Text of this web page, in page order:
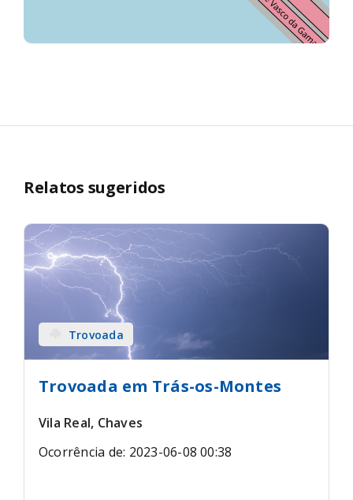
Relatos sugeridos
Trovoada
Trovoada em Trás-os-Montes
Vila Real, Chaves
Ocorrência de: 2023-06-08 00:38